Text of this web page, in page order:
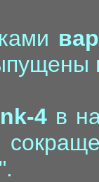
4 в
".